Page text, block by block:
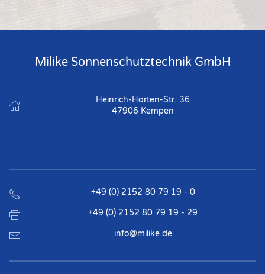
Milike Sonnenschutztechnik GmbH
Heinrich-Horten-Str. 36
47906 Kempen
+49 (0) 2152 80 79 19 - 0
+49 (0) 2152 80 79 19 - 29
info@milike.de